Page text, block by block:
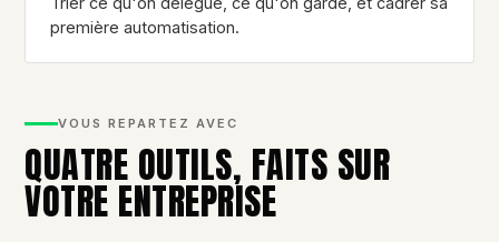
première automatisation.
VOUS REPARTEZ AVEC
QUATRE OUTILS, FAITS SUR
VOTRE ENTREPRISE